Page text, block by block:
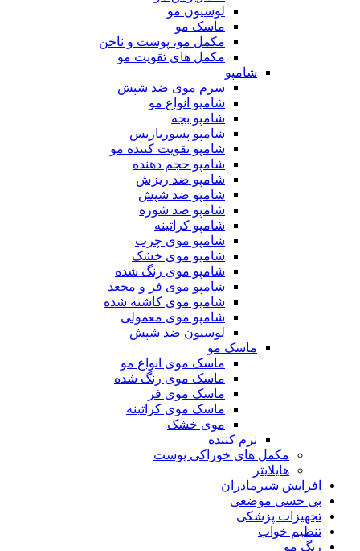
لوسیون مو
ماسک مو
مکمل مو، پوست و ناخن
مکمل های تقویت مو
شامپو
سرم موی ضد شپش
شامپو انواع مو
شامپو بچه
شامپو پسوریازیس
شامپو تقویت کننده مو
شامپو حجم دهنده
شامپو ضد ریزش
شامپو ضد شپش
شامپو ضد شوره
شامپو کراتینه
شامپو موی چرب
شامپو موی خشک
شامپو موی رنگ شده
شامپو موی فر و مجعد
شامپو موی کاشته شده
شامپو موی معمولی
لوسیون ضد شپش
ماسک مو
ماسک موی انواع مو
ماسک موی رنگ شده
ماسک موی فر
ماسک موی کراتینه
موی خشک
نرم کننده
مکمل های خوراکی پوست
هایلایتر
افزایش شیرمادران
بی حسی موضعی
تجهیزات پزشکی
تنظیم خواب
رنگ مو